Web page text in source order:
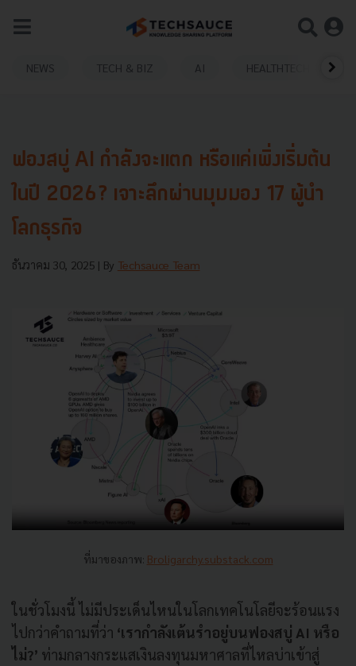
NEWS TECH & BIZ AI HEALTHTECH
ฟองสบู่ AI กำลังจะแตก หรือแค่เพิ่งเริ่มต้น
ในปี 2026? เจาะลึกผ่านมุมมอง 17 ผู้นำ
โลกธุรกิจ
ธันวาคม 30, 2025 | By Techsauce Team
ที่มาของภาพ: Broligarchy.substack.com
ในชั่วโมงนี้ ไม่มีประเด็นไหนในโลกเทคโนโลยีจะร้อนแรง
ไปกว่าคำถามที่ว่า ‘เรากำลังเต้นรำอยู่บนฟองสบู่ AI หรือ
ไม่?’ ท่ามกลางกระแสเงินลงทุนมหาศาลที่ไหลบ่าเข้าสู่